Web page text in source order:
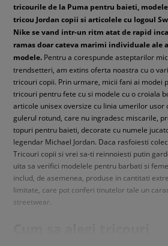
tricourile de la Puma pentru baieti,
tricou Jordan copii si articolele cu logoul
Nike se vand intr-un ritm atat de rapid
ramas doar cateva marimi individuale ale
modele. Pentru a corespunde asteptarilor
trendsetteri, am extins oferta noastra cu o
tricouri copii. Prin urmare, micii fani ai modei
tricouri pentru fete cu si modele cu o croiala
articole unisex oversize cu linia umerilor usor
gulerul rotund, care nu ingradesc miscarile,
topuri pentru baieti, decorate cu numele
legendar Michael Jordan. Daca rasfoiesti
Tricouri copii si vrei sa-ti reinnoiesti putin
uita sa verifici modelele pentru barbati si
includ, de asemenea, produse in cantitati
limitate, care pot conferi tinutelor tale un
streetwear.